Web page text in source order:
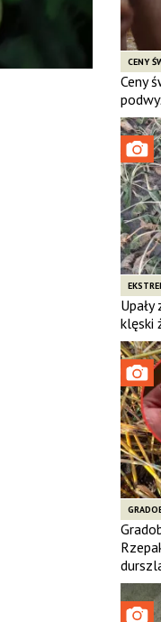
CENY
Ceny
klęski